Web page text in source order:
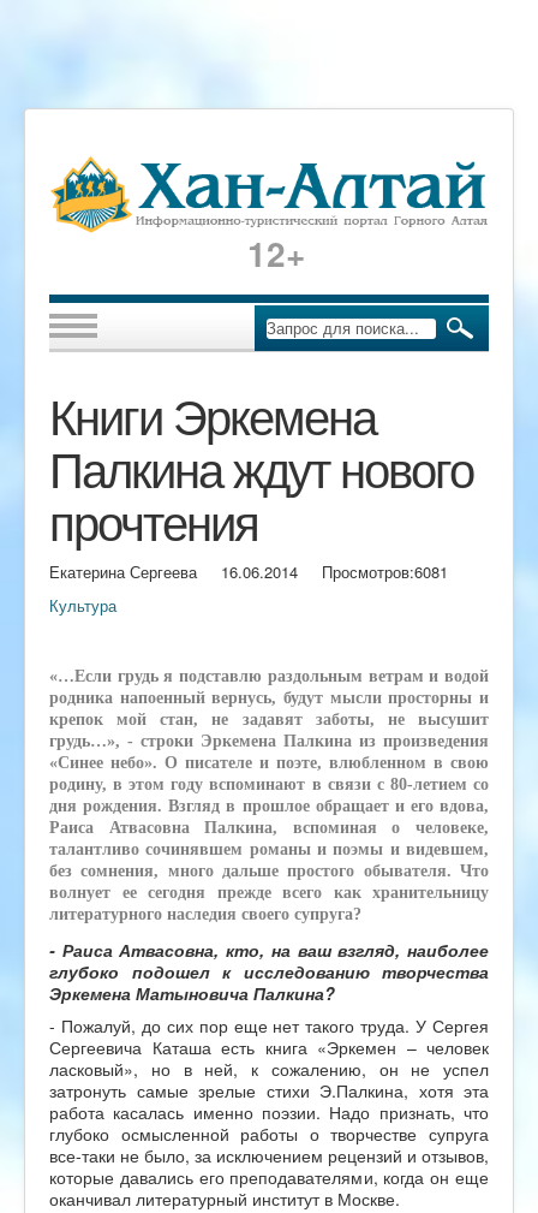
12+
Книги Эркемена
Палкина ждут нового
прочтения
Екатерина Сергеева 16.06.2014 Просмотров:6081
Культура
«…Если грудь я подставлю раздольным ветрам и водой
родника напоенный вернусь, будут мысли просторны и
крепок мой стан, не задавят заботы, не высушит
грудь…», - строки Эркемена Палкина из произведения
«Синее небо». О писателе и поэте, влюбленном в свою
родину, в этом году вспоминают в связи с 80-летием со
дня рождения. Взгляд в прошлое обращает и его вдова,
Раиса Атвасовна Палкина, вспоминая о человеке,
талантливо сочинявшем романы и поэмы и видевшем,
без сомнения, много дальше простого обывателя. Что
волнует ее сегодня прежде всего как хранительницу
литературного наследия своего супруга?
- Раиса Атвасовна, кто, на ваш взгляд, наиболее
глубоко подошел к исследованию творчества
Эркемена Матыновича Палкина?
- Пожалуй, до сих пор еще нет такого труда. У Сергея
Сергеевича Каташа есть книга «Эркемен – человек
ласковый», но в ней, к сожалению, он не успел
затронуть самые зрелые стихи Э.Палкина, хотя эта
работа касалась именно поэзии. Надо признать, что
глубоко осмысленной работы о творчестве супруга
все-таки не было, за исключением рецензий и отзывов,
которые давались его преподавателями, когда он еще
оканчивал литературный институт в Москве.